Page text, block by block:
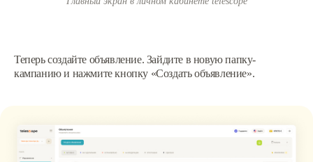
Теперь создайте объявление. Зайдите в новую папку-
кампанию и нажмите кнопку «Создать объявление».